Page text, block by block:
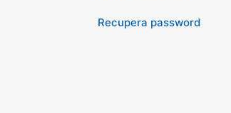
Recupera password